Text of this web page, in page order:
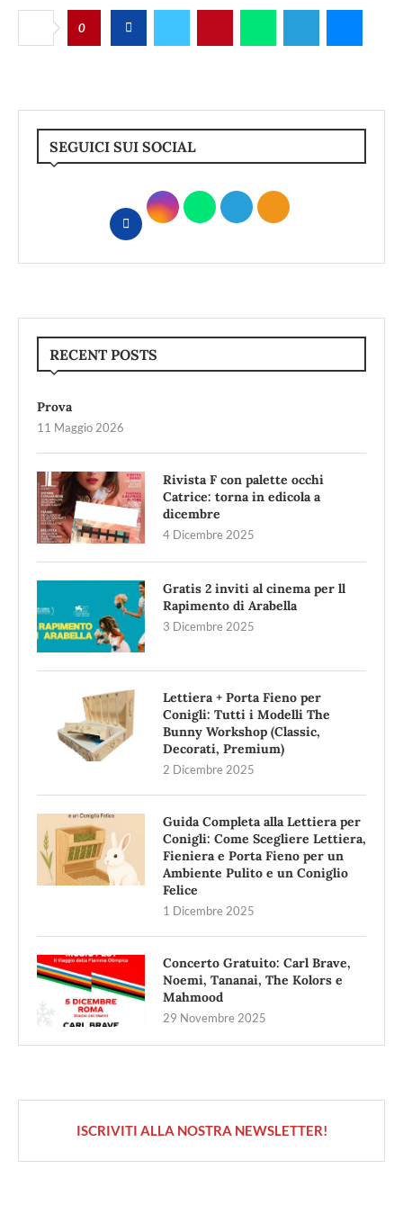
0
SEGUICI SUI SOCIAL
RECENT POSTS
Prova
11 Maggio 2026
Rivista F con palette occhi
Catrice: torna in edicola a
dicembre
4 Dicembre 2025
Gratis 2 inviti al cinema per ll
Rapimento di Arabella
3 Dicembre 2025
Lettiera + Porta Fieno per
Conigli: Tutti i Modelli The
Bunny Workshop (Classic,
Decorati, Premium)
2 Dicembre 2025
Guida Completa alla Lettiera per
Conigli: Come Scegliere Lettiera,
Fieniera e Porta Fieno per un
Ambiente Pulito e un Coniglio
Felice
1 Dicembre 2025
Concerto Gratuito: Carl Brave,
Noemi, Tananai, The Kolors e
Mahmood
29 Novembre 2025
ISCRIVITI ALLA NOSTRA NEWSLETTER!